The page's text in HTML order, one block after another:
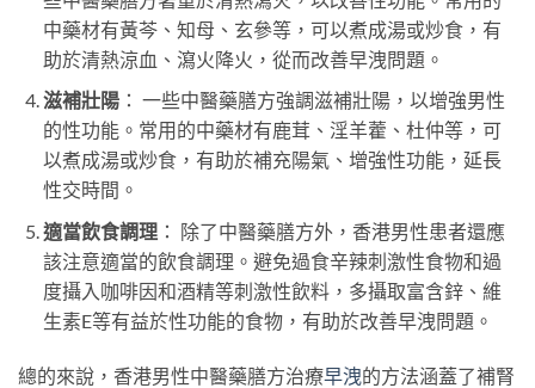
中藥材有黃芩、知母、玄參等，可以煮成湯或炒食，有
助於清熱涼血、瀉火降火，從而改善早洩問題。
滋補壯陽： 一些中醫藥膳方強調滋補壯陽，以增強男性
的性功能。常用的中藥材有鹿茸、淫羊藿、杜仲等，可
以煮成湯或炒食，有助於補充陽氣、增強性功能，延長
性交時間。
適當飲食調理： 除了中醫藥膳方外，香港男性患者還應
該注意適當的飲食調理。避免過食辛辣刺激性食物和過
度攝入咖啡因和酒精等刺激性飲料，多攝取富含鋅、維
生素E等有益於性功能的食物，有助於改善早洩問題。
總的來說，香港男性中醫藥膳方治療早洩的方法涵蓋了補腎